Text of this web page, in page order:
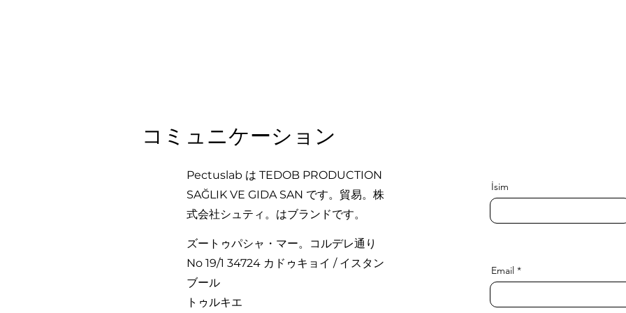
コミュニケーション
Pectuslab は TEDOB PRODUCTION
SAĞLIK VE GIDA SAN です。貿易。株
式会社シュティ。はブランドです。
ズートゥパシャ・マー。コルデレ通り
No 19/1 34724 カドゥキョイ / イスタン
ブール
トゥルキエ
İsim
Email